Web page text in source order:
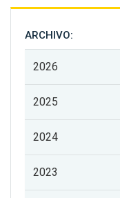
ARCHIVO:
2026
2025
2024
2023